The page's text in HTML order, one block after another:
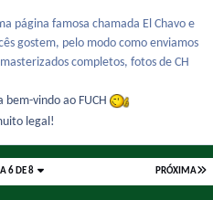
página famosa chamada El Chavo e
gostem, pelo modo como enviamos
completos, fotos de CH
bem-vindo ao FUCH
legal!
PRÓXIMA
6 DE 8